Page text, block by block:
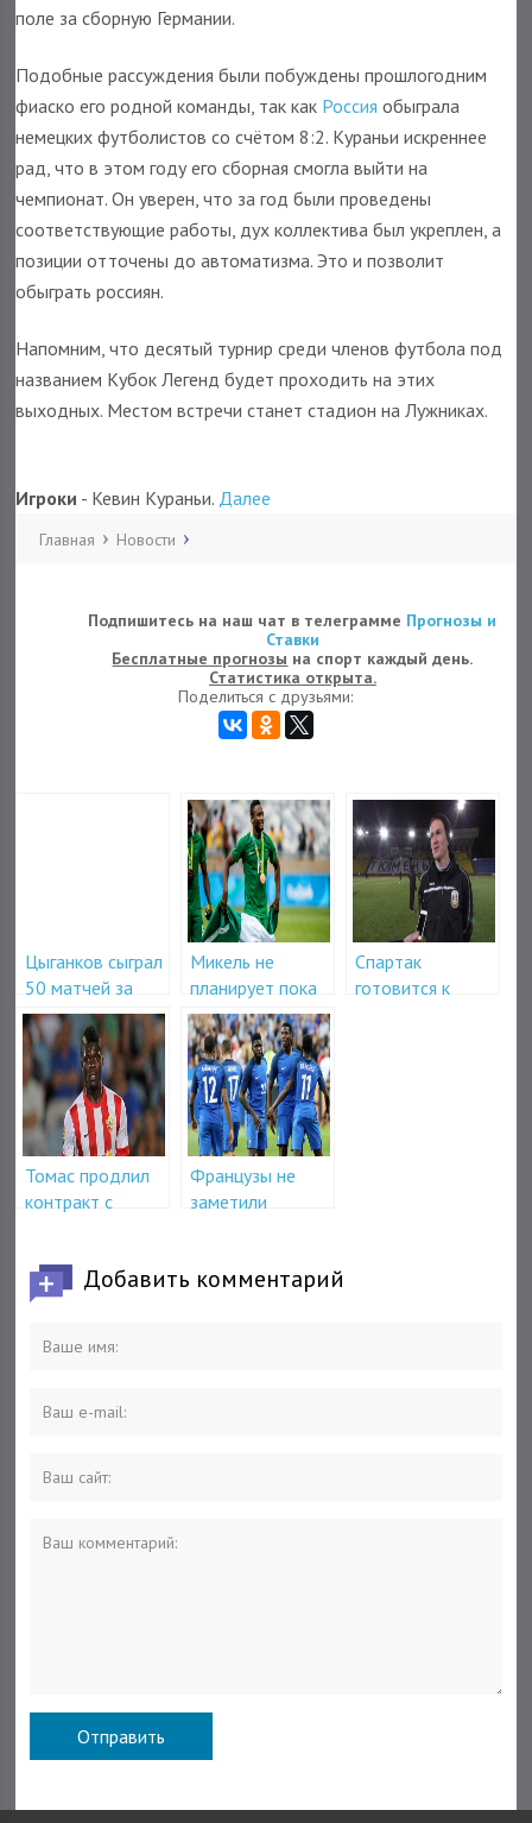
поле за сборную Германии.
Подобные рассуждения были побуждены прошлогодним
фиаско его родной команды, так как Россия обыграла
немецких футболистов со счётом 8:2. Кураньи искреннее
рад, что в этом году его сборная смогла выйти на
чемпионат. Он уверен, что за год были проведены
соответствующие работы, дух коллектива был укреплен, а
позиции отточены до автоматизма. Это и позволит
обыграть россиян.
Напомним, что десятый турнир среди членов футбола под
названием Кубок Легенд будет проходить на этих
выходных. Местом встречи станет стадион на Лужниках.
Игроки - Кевин Кураньи. Далее
Главная Новости
Подпишитесь на наш чат в телеграмме Прогнозы и
Ставки
Бесплатные прогнозы на спорт каждый день.
Статистика открыта.
Поделиться с друзьями:
Цыганков сыграл
50 матчей за
Динамо
Микель не
планирует пока
что ехать в
Эвертон
Спартак
готовится к
Томас продлил
контракт с
Французы не
заметили
Добавить комментарий